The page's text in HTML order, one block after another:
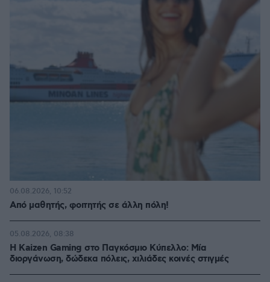
Από μαθητής, φοιτητής σε άλλη πόλη!
06.08.2026, 10:52
H Kaizen Gaming στο Παγκόσμιο Kύπελλο: Μία
διοργάνωση, δώδεκα πόλεις, χιλιάδες κοινές στιγμές
05.08.2026, 08:38